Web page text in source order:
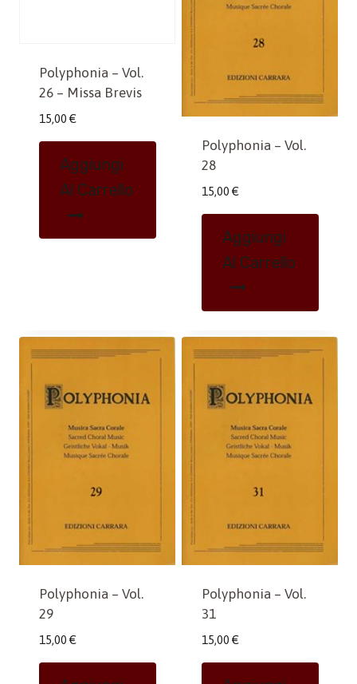
Polyphonia – Vol.
26 – Missa Brevis
15,00 €
Aggiungi
Al Carrello
Polyphonia – Vol.
28
15,00 €
Aggiungi
Al Carrello
Polyphonia – Vol.
29
15,00 €
Polyphonia – Vol.
31
15,00 €